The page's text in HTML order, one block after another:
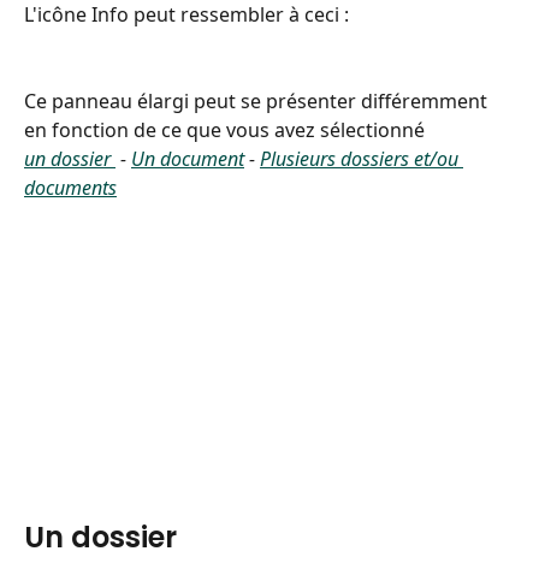
L'icône Info peut ressembler à ceci :
Ce panneau élargi peut se présenter différemment
en fonction de ce que vous avez sélectionné
un dossier - Un document - Plusieurs dossiers et/ou
documents
Un dossier